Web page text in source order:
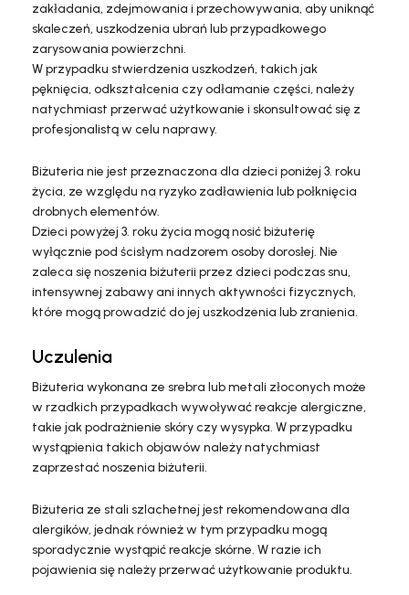
zakładania, zdejmowania i przechowywania, aby uniknąć
skaleczeń, uszkodzenia ubrań lub przypadkowego
zarysowania powierzchni.
W przypadku stwierdzenia uszkodzeń, takich jak
pęknięcia, odkształcenia czy odłamanie części, należy
natychmiast przerwać użytkowanie i skonsultować się z
profesjonalistą w celu naprawy.
Biżuteria nie jest przeznaczona dla dzieci poniżej 3. roku
życia, ze względu na ryzyko zadławienia lub połknięcia
drobnych elementów.
Dzieci powyżej 3. roku życia mogą nosić biżuterię
wyłącznie pod ścisłym nadzorem osoby dorosłej. Nie
zaleca się noszenia biżuterii przez dzieci podczas snu,
intensywnej zabawy ani innych aktywności fizycznych,
które mogą prowadzić do jej uszkodzenia lub zranienia.
Uczulenia
Biżuteria wykonana ze srebra lub metali złoconych może
w rzadkich przypadkach wywoływać reakcje alergiczne,
takie jak podrażnienie skóry czy wysypka. W przypadku
wystąpienia takich objawów należy natychmiast
zaprzestać noszenia biżuterii.
Biżuteria ze stali szlachetnej jest rekomendowana dla
alergików, jednak również w tym przypadku mogą
sporadycznie wystąpić reakcje skórne. W razie ich
pojawienia się należy przerwać użytkowanie produktu.